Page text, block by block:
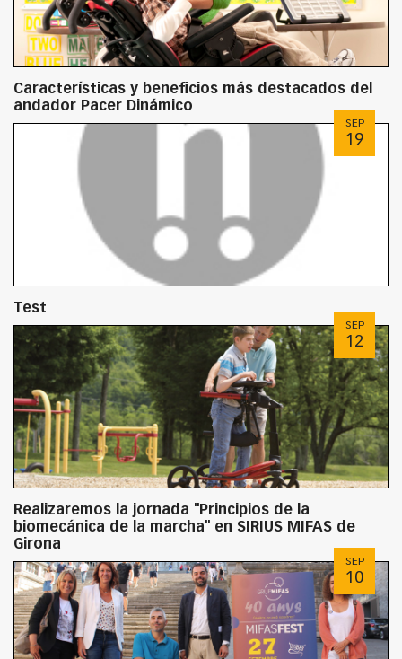
Características y beneficios más destacados del
andador Pacer Dinámico
SEP
19
Test
SEP
12
Realizaremos la jornada "Principios de la
biomecánica de la marcha" en SIRIUS MIFAS de
Girona
SEP
10